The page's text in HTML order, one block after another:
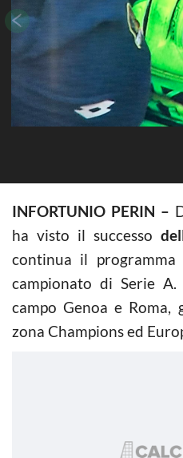
INFORTUNIO PERIN –
ha visto il successo
continua il
campionato di Serie
campo Genoa e Roma,
zona Champions ed